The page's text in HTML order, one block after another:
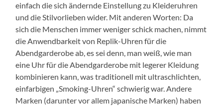
einfach die sich ändernde Einstellung zu Kleideruhren
und die Stilvorlieben wider. Mit anderen Worten: Da
sich die Menschen immer weniger schick machen, nimmt
die Anwendbarkeit von Replik-Uhren für die
Abendgarderobe ab, es sei denn, man weiß, wie man
eine Uhr für die Abendgarderobe mit legerer Kleidung
kombinieren kann, was traditionell mit ultraschlichten,
einfarbigen „Smoking-Uhren“ schwierig war. Andere
Marken (darunter vor allem japanische Marken) haben